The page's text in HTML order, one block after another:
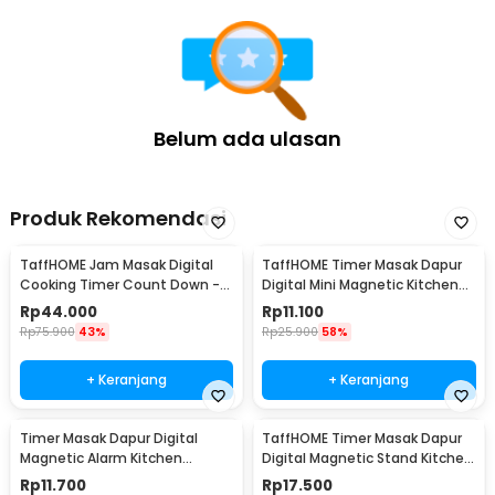
Belum ada ulasan
Produk Rekomendasi
TaffHOME Jam Masak Digital
Cooking Timer Count Down -
DC101
Rp44.000
Rp75.900 43%
+ Keranjang
TaffHOME Timer Masak Dapur
Digital Mini Magnetic Kitchen
Countdown - 704AAB
Rp11.100
Rp25.900 58%
+ Keranjang
Timer Masak Dapur Digital
Magnetic Alarm Kitchen
Countdown - DOL-118
Rp11.700
TaffHOME Timer Masak Dapur
Digital Magnetic Stand Kitchen
Countdown - JS-183
Rp17.500